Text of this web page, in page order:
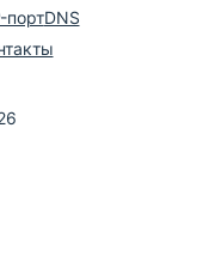
портDNS